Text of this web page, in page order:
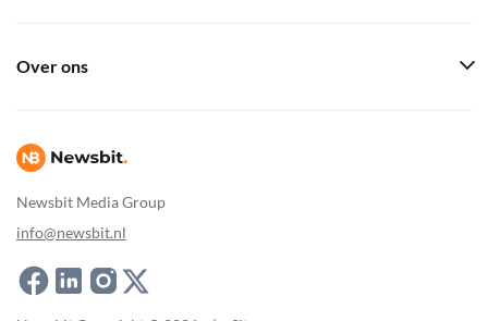
Newsbit Media Group
info@newsbit.nl
Over ons